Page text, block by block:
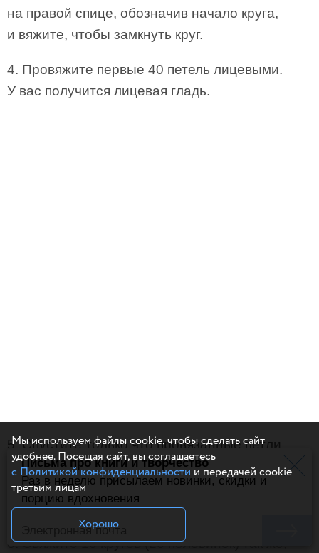
на правой спице, обозначив начало круга,
и вяжите, чтобы замкнуть круг.
4. Провяжите первые 40 петель лицевыми.
У вас получится лицевая гладь.
5. Спустите только что провязанные петли
на леску, а следующие 40 петель —
на свободную спицу, чтобы провязать
их лицевыми.
6. Свяжите 10 кругов (20 половинок) так же,
Письма про книги и творчество
Раз в неделю присылаем новинки, скидки и
порцию вдохновения
Мы используем файлы cookie, чтобы сделать сайт
удобнее. Посещая сайт, вы соглашаетесь
с Политикой конфиденциальностии передачей cookie
третьим лицам
Хорошо